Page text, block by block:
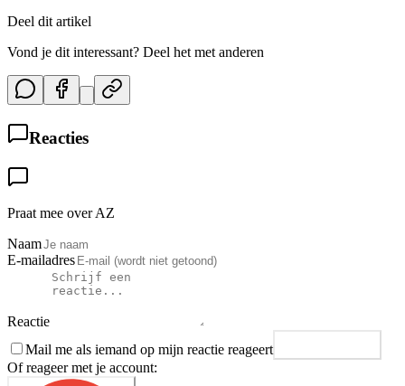
Deel dit artikel
Vond je dit interessant? Deel het met anderen
Reacties
Praat mee over AZ
Naam
E-mailadres
Reactie
Mail me als iemand op mijn reactie reageert
Of reageer met je account: